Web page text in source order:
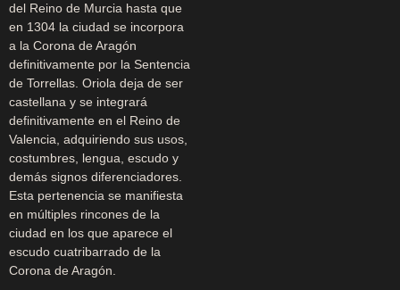
del Reino de Murcia hasta que
en 1304 la ciudad se incorpora
a la Corona de Aragón
definitivamente por la Sentencia
de Torrellas. Oriola deja de ser
castellana y se integrará
definitivamente en el Reino de
Valencia, adquiriendo sus usos,
costumbres, lengua, escudo y
demás signos diferenciadores.
Esta pertenencia se manifiesta
en múltiples rincones de la
ciudad en los que aparece el
escudo cuatribarrado de la
Corona de Aragón.